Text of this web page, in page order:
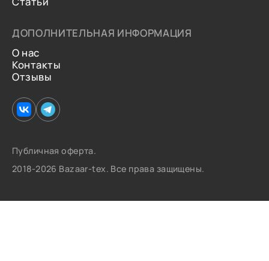
ДОПОЛНИТЕЛЬНАЯ ИНФОРМАЦИЯ
О нас
Контакты
Отзывы
Публичная оферта.
2018-2026 Bazaar-tex. Все права защищены.